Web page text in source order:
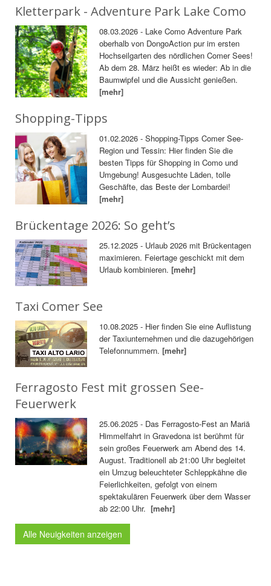
Kletterpark - Adventure Park Lake Como
08.03.2026 - Lake Como Adventure Park
oberhalb von DongoAction pur im ersten
Hochseilgarten des nördlichen Comer Sees!
Ab dem 28. März heißt es wieder: Ab in die
Baumwipfel und die Aussicht genießen.
[mehr]
Shopping-Tipps
01.02.2026 - Shopping-Tipps Comer See-
Region und Tessin: Hier finden Sie die
besten Tipps für Shopping in Como und
Umgebung! Ausgesuchte Läden, tolle
Geschäfte, das Beste der Lombardei!
[mehr]
Brückentage 2026: So geht’s
25.12.2025 - Urlaub 2026 mit Brückentagen
maximieren. Feiertage geschickt mit dem
Urlaub kombinieren.[mehr]
Taxi Comer See
10.08.2025 - Hier finden Sie eine Auflistung
der Taxiunternehmen und die dazugehörigen
Telefonnummern.[mehr]
Ferragosto Fest mit grossen See-
Feuerwerk
25.06.2025 - Das Ferragosto-Fest an Mariä
Himmelfahrt in Gravedona ist berühmt für
sein großes Feuerwerk am Abend des 14.
August. Traditionell ab 21:00 Uhr begleitet
ein Umzug beleuchteter Schleppkähne die
Feierlichkeiten, gefolgt von einem
spektakulären Feuerwerk über dem Wasser
ab 22:00 Uhr.[mehr]
Alle Neuigkeiten anzeigen